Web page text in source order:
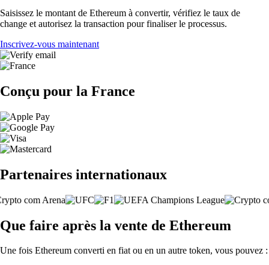
Saisissez le montant de Ethereum à convertir, vérifiez le taux de
change et autorisez la transaction pour finaliser le processus.
Inscrivez-vous maintenant
Conçu pour la France
Partenaires internationaux
Que faire après la vente de Ethereum
Une fois Ethereum converti en fiat ou en un autre token, vous pouvez :